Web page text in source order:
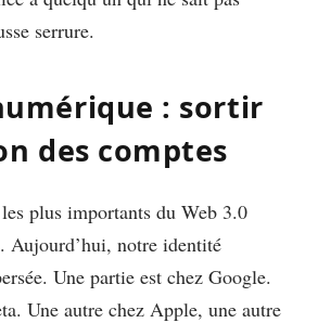
serrure.
: sortir
des comptes
plus importants du Web 3.0
Aujourd’hui, notre identité
Une partie est chez Google.
Une autre chez Apple, une autre